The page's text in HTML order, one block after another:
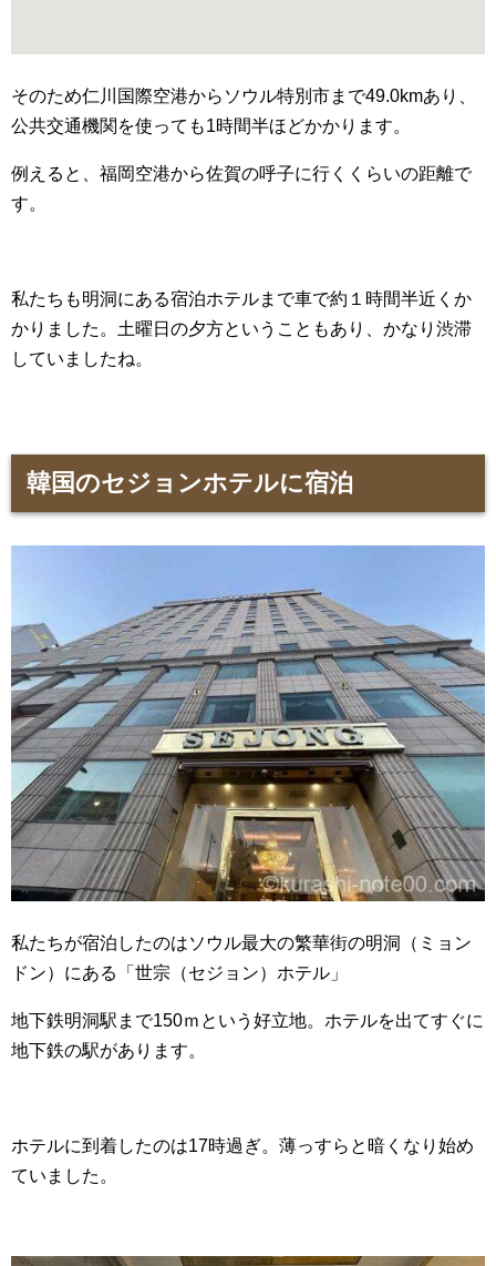
そのため仁川国際空港からソウル特別市まで49.0kmあり、
公共交通機関を使っても1時間半ほどかかります。
例えると、福岡空港から佐賀の呼子に行くくらいの距離で
す。
私たちも明洞にある宿泊ホテルまで車で約１時間半近くか
かりました。土曜日の夕方ということもあり、かなり渋滞
していましたね。
韓国のセジョンホテルに宿泊
私たちが宿泊したのはソウル最大の繁華街の明洞（ミョン
ドン）にある「世宗（セジョン）ホテル」
地下鉄明洞駅まで150ｍという好立地。ホテルを出てすぐに
地下鉄の駅があります。
ホテルに到着したのは17時過ぎ。薄っすらと暗くなり始め
ていました。